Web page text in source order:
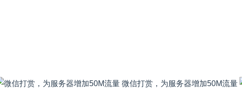
微信打赏，为服务器增加50M流量